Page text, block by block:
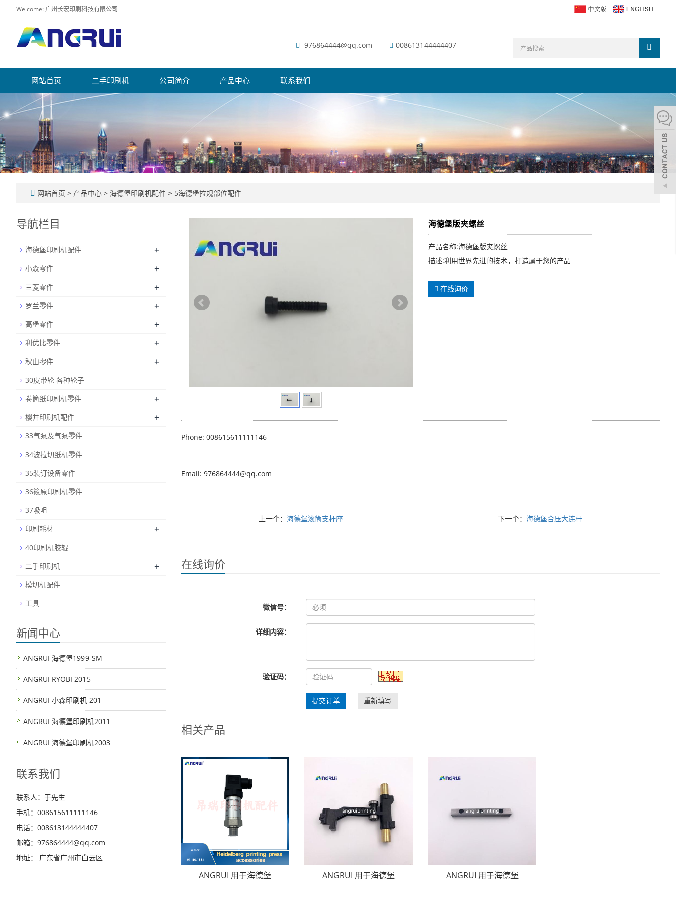
Welcome: 广州长宏印刷科技有限公司
976864444@qq.com 008613144444407
网站首页 二手印刷机 公司简介 产品中心 联系我们
网站首页 > 产品中心 > 海德堡印刷机配件 > 5海德堡拉规部位配件
海德堡版夹螺丝
产品名称:海德堡版夹螺丝
描述:利用世界先进的技术，打造属于您的产品
在线询价
Phone: 008615611111146
Email: 976864444@qq.com
上一个： 海德堡滚筒支杆座 下一个： 海德堡合压大连杆
在线询价
微信号：
详细内容：
验证码：
提交订单 重新填写
相关产品
ANGRUI 用于海德堡 ANGRUI 用于海德堡 ANGRUI 用于海德堡
导航栏目
海德堡印刷机配件 +
小森零件 +
三菱零件 +
罗兰零件 +
高堡零件 +
利优比零件 +
秋山零件 +
30皮带轮 各种轮子
卷筒纸印刷机零件
+
樱井印刷机配件 +
33气泵及气泵零件
34波拉切纸机零件
35装订设备零件
36筱原印刷机零件
37吸咀
印刷耗材
+
40印刷机胶辊
二手印刷机
+
模切机配件
工具
新闻中心
ANGRUI 海德堡1999-SM
ANGRUI RYOBI 2015
ANGRUI 小森印刷机 201
ANGRUI 海德堡印刷机2011
ANGRUI 海德堡印刷机2003
联系我们
联系人：于先生
手机：008615611111146
电话：008613144444407
邮箱：976864444@qq.com
地址： 广东省广州市白云区